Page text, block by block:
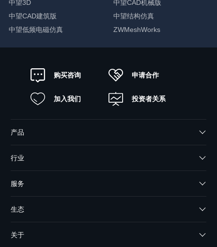
中望3D
中望CAD机械版
中望CAD建筑版
中望结构仿真
中望低频电磁仿真
ZWMeshWorks
购买咨询 申请合作
加入我们 投资者关系
产品
行业
服务
生态
关于